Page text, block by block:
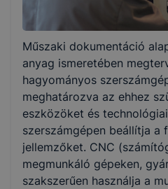
Választható szakmairányok:
Nem válaszható
KKK/PTT
KKK letöltése (pdf)
PTT letöltése (pdf)
Okleveles technikusképzés
Műszaki dokumentáció
anyag ismeretében
hagyományos
meghatározva az ehhez
eszközöket és
szerszámgépen beállítja a
jellemzőket. CNC
megmunkáló gépeken,
szakszerűen használja a